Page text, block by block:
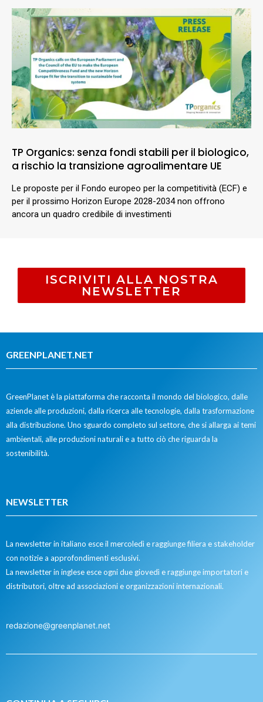
TP Organics: senza fondi stabili per il biologico,
a rischio la transizione agroalimentare UE
Le proposte per il Fondo europeo per la competitività (ECF) e
per il prossimo Horizon Europe 2028-2034 non offrono
ancora un quadro credibile di investimenti
ISCRIVITI ALLA NOSTRA
NEWSLETTER
GREENPLANET.NET
GreenPlanet è la piattaforma che racconta il mondo del biologico, dalle
aziende alle produzioni, dalla ricerca alle tecnologie, dalla trasformazione
alla distribuzione. Uno sguardo completo sul settore, che si allarga ai temi
ambientali, alle produzioni naturali e a tutto ciò che riguarda la
sostenibilità.
NEWSLETTER
La newsletter in italiano esce il mercoledì e raggiunge filiera e stakeholder
con notizie a approfondimenti esclusivi.
La newsletter in inglese esce ogni due giovedì e raggiunge importatori e
distributori, oltre ad associazioni e organizzazioni internazionali.
redazione@greenplanet.net